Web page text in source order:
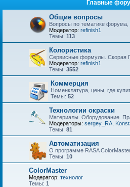
Главные
Общие вопросы
Вопросы по тематике
Модератор: refinish1
Темы: 113
Колористика
Сервисные формулы. Скорая
Модератор: refinish1
Темы: 3552
Коммерция
Номенклатура, цены, где
Темы: 52
Технологии окраски
Материалы. Оборудование.
Модераторы: sergey_RA
Темы: 81
Автоматизация
О программе RASA
Темы: 10
ColorMaster
Модератор: технолог
Темы: 1